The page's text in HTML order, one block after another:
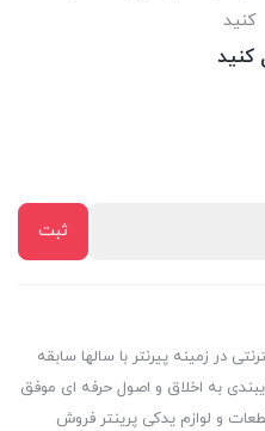
کنید
کنید
در زمینه پیرنتر با سالها سابقه
به اخلاق و اصول حرفه ای موفق
و لوازم یدکی پرینتر فروش